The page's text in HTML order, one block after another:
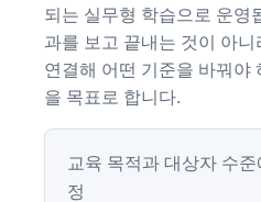
되는 실무형 학습으로 운영
과를 보고 끝내는 것이 아
연결해 어떤 기준을 바꿔야
을 목표로 합니다.
교육 목적과 대상자 수
정